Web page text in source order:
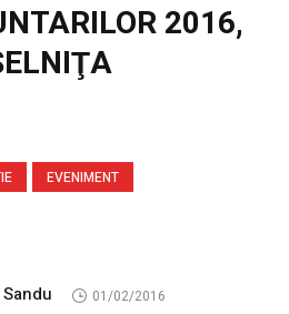
2016,
EVENIMENT
01/02/2016